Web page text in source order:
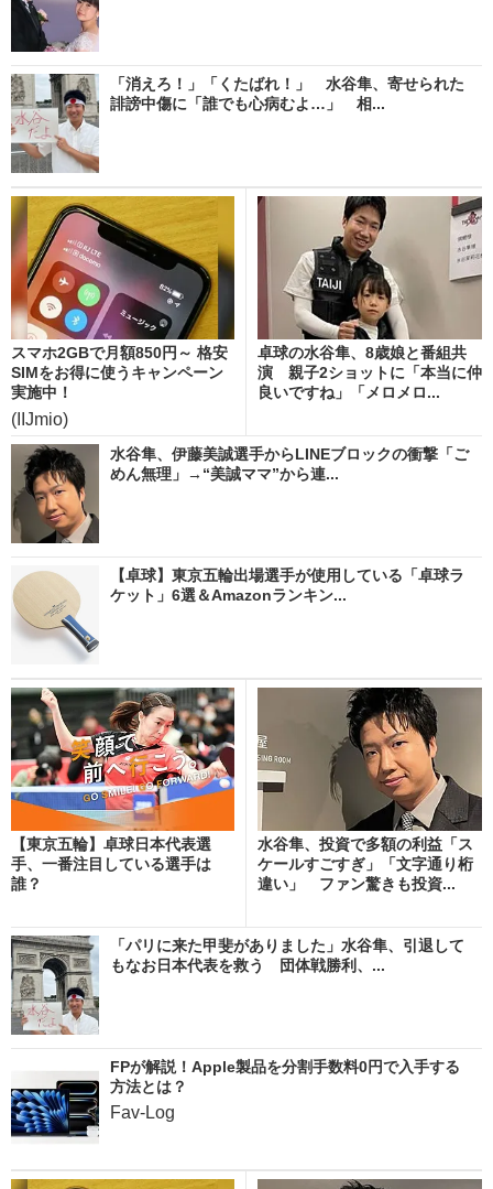
「消えろ！」「くたばれ！」 水谷隼、寄せられた
誹謗中傷に「誰でも心病むよ…」 相...
スマホ2GBで月額850円～ 格安
SIMをお得に使うキャンペーン
実施中！
(IIJmio)
卓球の水谷隼、8歳娘と番組共
演 親子2ショットに「本当に仲
良いですね」「メロメロ...
水谷隼、伊藤美誠選手からLINEブロックの衝撃「ご
めん無理」→“美誠ママ”から連...
【卓球】東京五輪出場選手が使用している「卓球ラ
ケット」6選＆Amazonランキン...
【東京五輪】卓球日本代表選
手、一番注目している選手は
誰？
水谷隼、投資で多額の利益「ス
ケールすごすぎ」「文字通り桁
違い」 ファン驚きも投資...
「パリに来た甲斐がありました」水谷隼、引退して
もなお日本代表を救う 団体戦勝利、...
FPが解説！Apple製品を分割手数料0円で入手する
方法とは？
Fav-Log